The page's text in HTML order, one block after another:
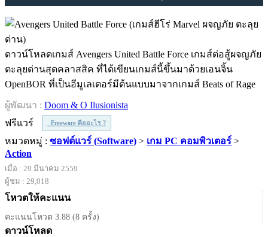
ดาวน์โหลดเกมส์ Avengers United Battle Force เกมส์ต่อสู้ผจญภัย
ตะลุยด่านสุดคลาสสิค ที่ได้เขียนเกมส์นี้ขึ้นมาด้วยเอนจิ้น
OpenBOR ที่เป็นอีมูเลเตอร์มีต้นแบบมาจากเกมส์ Beats of Rage
ผู้พัฒนา : Doom & O Ilusionista
ฟรีแวร์
Freeware คืออะไร ?
หมวดหมู่ : ซอฟต์แวร์ (Software) > เกม PC คอมพิวเตอร์ >
Action
เมื่อ : 29 มีนาคม 2559
ผู้ชม : 29,018
โหวตให้คะแนน
คะแนนโหวต 3.88 (8 ครั้ง)
ดาวน์โหลด